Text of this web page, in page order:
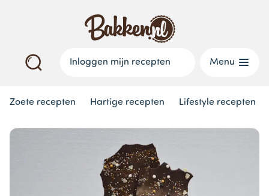
Inloggen mijn recepten Menu
Zoete recepten Hartige recepten Lifestyle recepten